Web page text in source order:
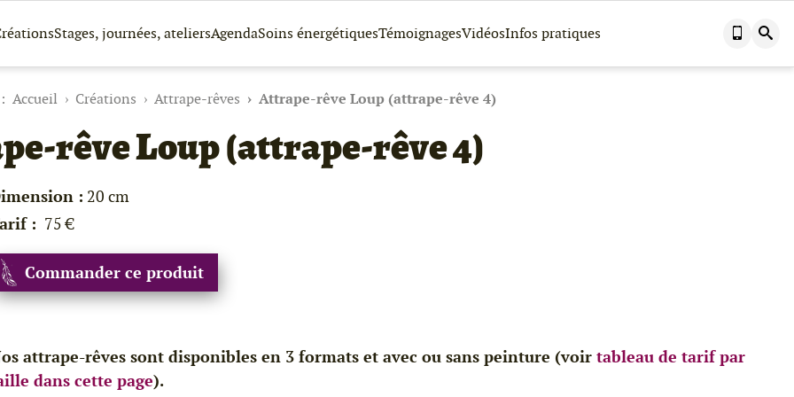
Stages, journées, ateliersAgendaSoins énergétiquesTémoignagesVidéosInfos pratiques Nous
contacter
Effectuer
une
ce
Accueil Créations Attrape-rêves Attrape-rêve Loup (attrape-rêve 4)
rêve Loup (attrape-rêve 4)
: 20 cm
: 75 €
Commander ce produit
attrape-rêves sont disponibles en 3 formats et avec ou sans peinture (voir tableau de tarif par
dans cette page).